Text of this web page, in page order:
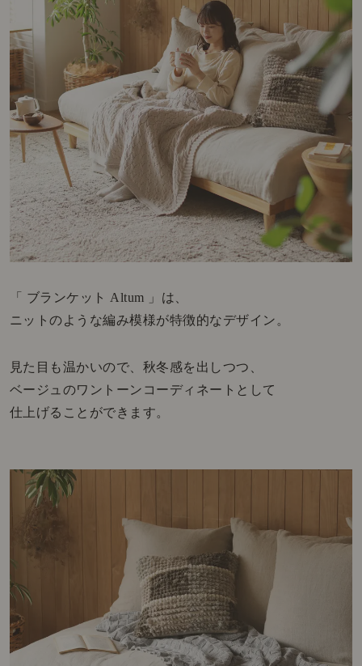
「 ブランケット Altum 」は、
ニットのような編み模様が特徴的なデザイン。
見た目も温かいので、秋冬感を出しつつ、
ベージュのワントーンコーディネートとして
仕上げることができます。